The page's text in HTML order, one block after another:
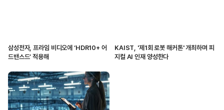
삼성전자, 프라임 비디오에 ‘HDR10+ 어
드밴스드’ 적용해
KAIST, '제1회 로봇 해커톤' 개최하며 피
지컬 AI 인재 양성한다